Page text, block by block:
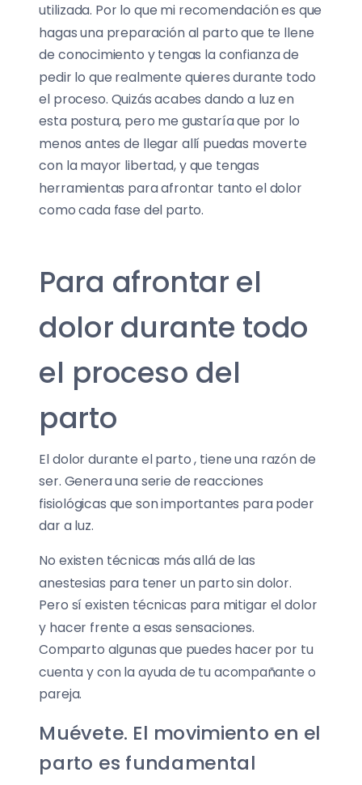
utilizada. Por lo que mi recomendación es que
hagas una preparación al parto que te llene
de conocimiento y tengas la confianza de
pedir lo que realmente quieres durante todo
el proceso. Quizás acabes dando a luz en
esta postura, pero me gustaría que por lo
menos antes de llegar allí puedas moverte
con la mayor libertad, y que tengas
herramientas para afrontar tanto el dolor
como cada fase del parto.
Para afrontar el
dolor durante todo
el proceso del
parto
El dolor durante el parto , tiene una razón de
ser. Genera una serie de reacciones
fisiológicas que son importantes para poder
dar a luz.
No existen técnicas más allá de las
anestesias para tener un parto sin dolor.
Pero sí existen técnicas para mitigar el dolor
y hacer frente a esas sensaciones.
Comparto algunas que puedes hacer por tu
cuenta y con la ayuda de tu acompañante o
pareja.
Muévete. El movimiento en el
parto es fundamental